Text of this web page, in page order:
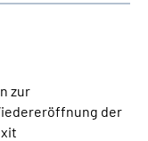
zur
der